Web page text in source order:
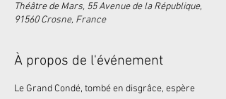
Théâtre de Mars, 55 Avenue de la République,
91560 Crosne, France
À propos de l'événement
Le Grand Condé, tombé en disgrâce, espère